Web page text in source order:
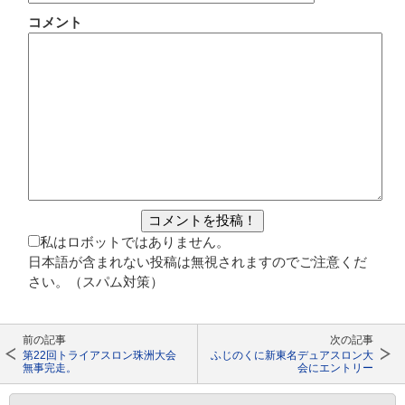
コメント
私はロボットではありません。
日本語が含まれない投稿は無視されますのでご注意くだ
さい。（スパム対策）
前の記事
第22回トライアスロン珠洲大会
無事完走。
次の記事
ふじのくに新東名デュアスロン大
会にエントリー